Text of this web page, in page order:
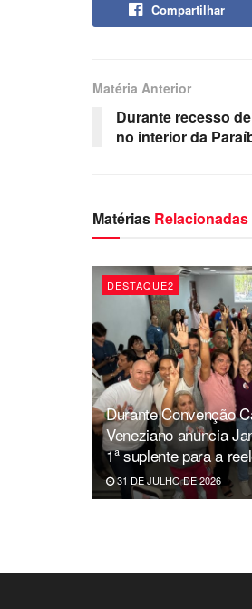
Compartilhar
Matéria Anterior
Durante recesso
no interior da
Matérias Relacionadas
DESTAQUE2
Durante Convenção
Veneziano anuncia
1ª suplente para a
31 DE JULHO DE 2026